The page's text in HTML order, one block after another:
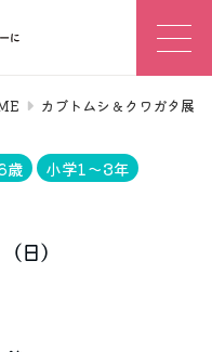
カブトムシ＆クワガタ展
歳
小学1〜3年
日）